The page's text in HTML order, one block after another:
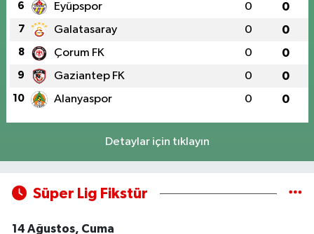
6 Eyüpspor 0 0
7 Galatasaray 0 0
8 Çorum FK 0 0
9 Gaziantep FK 0 0
10 Alanyaspor 0 0
Detaylar için tıklayın
Süper Lig Fikstür
14 Ağustos, Cuma